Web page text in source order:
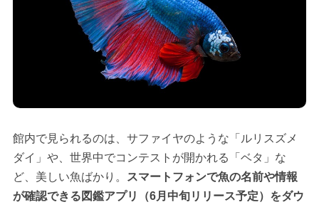
館内で見られるのは、サファイヤのような「ルリスズメ
ダイ」や、世界中でコンテストが開かれる「ベタ」な
ど、美しい魚ばかり。
スマートフォンで魚の名前や情報
が確認できる図鑑アプリ（6月中旬リリース予定）をダウ